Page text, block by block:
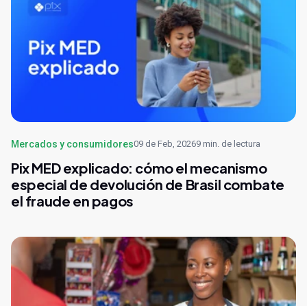
Mercados y consumidores09 de Feb, 20269 min. de lectura
Pix MED explicado: cómo el mecanismo
especial de devolución de Brasil combate
el fraude en pagos